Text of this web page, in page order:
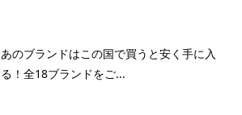
あのブランドはこの国で買うと安く手に入
る！全18ブランドをご...